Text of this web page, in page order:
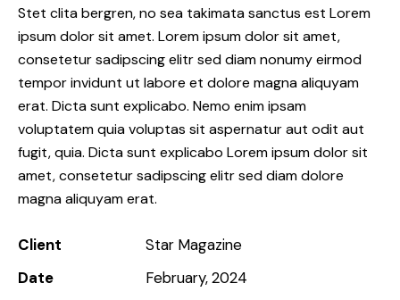
Stet clita bergren, no sea takimata sanctus est Lorem
ipsum dolor sit amet. Lorem ipsum dolor sit amet,
consetetur sadipscing elitr sed diam nonumy eirmod
tempor invidunt ut labore et dolore magna aliquyam
erat. Dicta sunt explicabo. Nemo enim ipsam
voluptatem quia voluptas sit aspernatur aut odit aut
fugit, quia. Dicta sunt explicabo Lorem ipsum dolor sit
amet, consetetur sadipscing elitr sed diam dolore
magna aliquyam erat.
Client
Star Magazine
Date
February, 2024